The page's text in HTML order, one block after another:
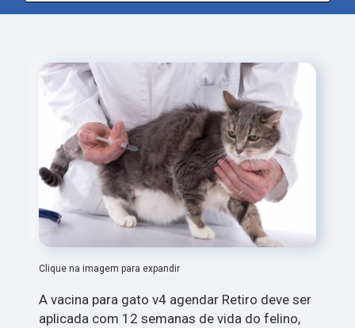
Clique na imagem para expandir
A vacina para gato v4 agendar Retiro deve ser
aplicada com 12 semanas de vida do felino,